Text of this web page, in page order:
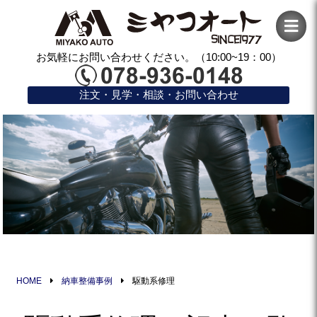
お気軽にお問い合わせください。（10:00~19：00）
注文・見学・相談・お問い合わせ
HOME 納車整備事例 駆動系修理